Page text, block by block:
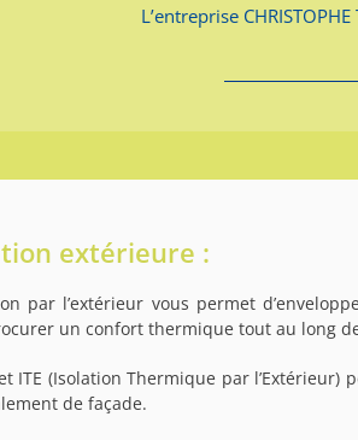
L’entreprise
extérieure :
par l’extérieur vous permet
un confort thermique tout au long de
ITE (Isolation Thermique par
de façade.